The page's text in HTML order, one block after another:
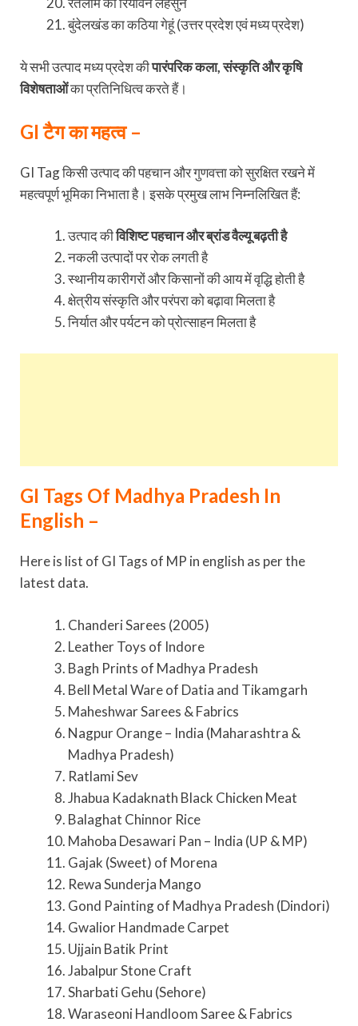
बुंदेलखंड का कठिया गेहूं (उत्तर प्रदेश एवं मध्य प्रदेश)
ये सभी उत्पाद मध्य प्रदेश कीपारंपरिक कला, संस्कृति और कृषि
विशेषताओंका प्रतिनिधित्व करते हैं।
GI टैग का महत्व –
GI Tag किसी उत्पाद की पहचान और गुणवत्ता को सुरक्षित रखने में
महत्वपूर्ण भूमिका निभाता है। इसके प्रमुख लाभ निम्नलिखित हैं:
उत्पाद कीविशिष्ट पहचान और ब्रांड वैल्यू बढ़ती है
नकली उत्पादों पर रोक लगती है
स्थानीय कारीगरों और किसानों की आय में वृद्धि होती है
क्षेत्रीय संस्कृति और परंपरा को बढ़ावा मिलता है
निर्यात और पर्यटन को प्रोत्साहन मिलता है
GI Tags Of Madhya Pradesh In
English –
Here is list of GI Tags of MP in english as per the
latest data.
Chanderi Sarees (2005)
Leather Toys of Indore
Bagh Prints of Madhya Pradesh
Bell Metal Ware of Datia and Tikamgarh
Maheshwar Sarees & Fabrics
Nagpur Orange – India (Maharashtra &
Madhya Pradesh)
Ratlami Sev
Jhabua Kadaknath Black Chicken Meat
Balaghat Chinnor Rice
Mahoba Desawari Pan – India (UP & MP)
Gajak (Sweet) of Morena
Rewa Sunderja Mango
Gond Painting of Madhya Pradesh (Dindori)
Gwalior Handmade Carpet
Ujjain Batik Print
Jabalpur Stone Craft
Sharbati Gehu (Sehore)
Waraseoni Handloom Saree & Fabrics